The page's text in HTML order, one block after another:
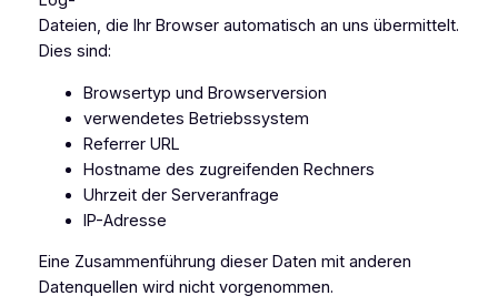
Dateien, die Ihr Browser automatisch an uns übermittelt.
Dies sind:
Browsertyp und Browserversion
verwendetes Betriebssystem
Referrer URL
Hostname des zugreifenden Rechners
Uhrzeit der Serveranfrage
IP-Adresse
Eine Zusammenführung dieser Daten mit anderen
Datenquellen wird nicht vorgenommen.